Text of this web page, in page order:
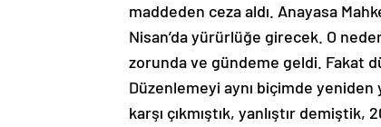
maddeden ceza aldı. Anayasa
Nisan’da yürürlüğe girecek. O
zorunda ve gündeme geldi. Fakat
Düzenlemeyi aynı biçimde yeniden
karşı çıkmıştık, yanlıştır demiştik,